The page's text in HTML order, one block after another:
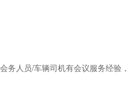
务人员/车辆司机有会议服务经验